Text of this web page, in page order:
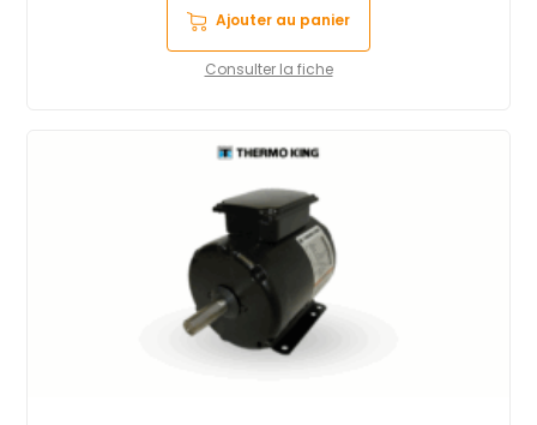
Ajouter au panier
Consulter la fiche